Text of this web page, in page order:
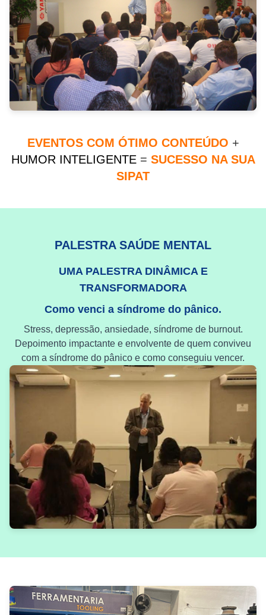
EVENTOS COM ÓTIMO CONTEÚDO +
HUMOR INTELIGENTE = SUCESSO NA SUA
SIPAT
PALESTRA SAÚDE MENTAL
UMA PALESTRA DINÂMICA E
TRANSFORMADORA
Como venci a síndrome do pânico.
Stress, depressão, ansiedade, síndrome de burnout.
Depoimento impactante e envolvente de quem conviveu
com a síndrome do pânico e como conseguiu vencer.